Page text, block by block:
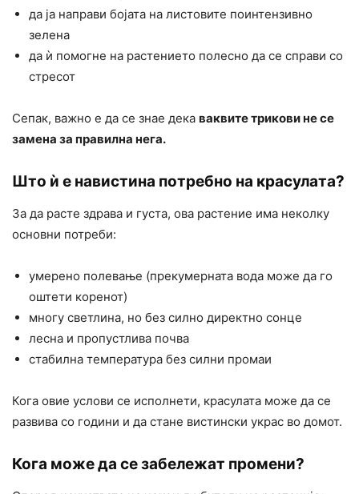
да ја направи бојата на листовите поинтензивно
зелена
да ѝ помогне на растението полесно да се справи со
стресот
Сепак, важно е да се знае дека ваквите трикови не се
замена за правилна нега.
Што ѝ е навистина потребно на красулата?
За да расте здрава и густа, ова растение има неколку
основни потреби:
умерено полевање (прекумерната вода може да го
оштети коренот)
многу светлина, но без силно директно сонце
лесна и пропустлива почва
стабилна температура без силни промаи
Кога овие услови се исполнети, красулата може да се
развива со години и да стане вистински украс во домот.
Кога може да се забележат промени?